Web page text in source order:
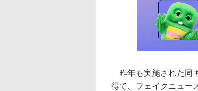
昨年も実施された同
得て、フェイクニュー